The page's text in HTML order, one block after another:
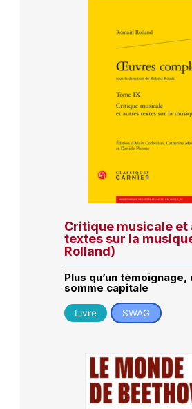
Critique musicale et
textes sur la
Rolland)
Plus qu’un témoignage,
somme capitale
Livre SWAG